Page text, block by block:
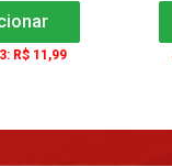
R$ 11,99